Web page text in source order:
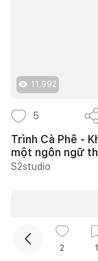
11.992
5
Trình Cà Phê -
một ngôn ngữ
S2studio
2 1